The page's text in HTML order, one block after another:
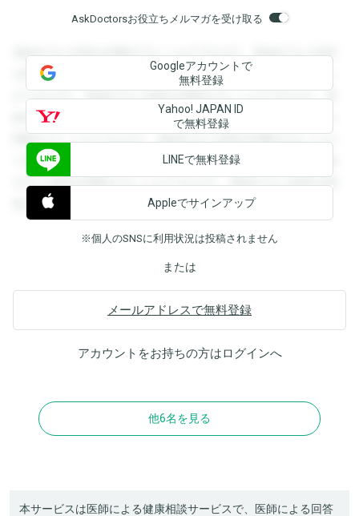
AskDoctorsお役立ちメルマガを受け取る
登録すると回答を閲覧することができます。登録すると回答
を閲覧することができます。登録すると回答を閲覧すること
ができます。登録すると回答を閲覧することができます。登
録すると回答を閲覧することができます。登録すると回答を
閲覧することができます。登録すると回答を閲覧することが
できます。登録すると回答を閲覧することができます。登録
すると回答を閲覧することができます。登録すると回答を閲
覧することができます。
Googleアカウントで
無料登録
Yahoo! JAPAN ID
で無料登録
LINEで無料登録
Appleでサインアップ
※個人のSNSに利用状況は投稿されません
または
メールアドレスで無料登録
アカウントをお持ちの方はログインへ
他6名を見る
本サービスは医師による健康相談サービスで、医師による回答